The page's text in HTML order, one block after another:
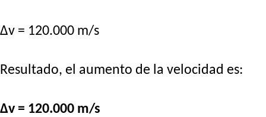
Δv = 120.000 m/s
Resultado, el aumento de la velocidad es:
Δv = 120.000 m/s